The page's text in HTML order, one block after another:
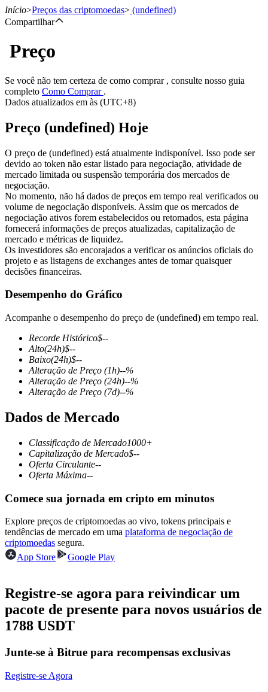
Futuros
Futuros de USDT
Futuros usando USDT como garantia
Futuros COIN-M
Futuros de criptomoeda
TradFi
Futuros de USDC
Futuros usando USDC como garantia
Copiar Trading
Início>Preços das criptomoedas> (undefined)
Compartilhar
Preço
Se você não tem certeza de como comprar , consulte nosso guia
completo Como Comprar .
Dados atualizados em às (UTC+8)
Preço (undefined) Hoje
O preço de (undefined) está atualmente indisponível. Isso pode ser
devido ao token não estar listado para negociação, atividade de
mercado limitada ou suspensão temporária dos mercados de
negociação.
No momento, não há dados de preços em tempo real verificados ou
volume de negociação disponíveis. Assim que os mercados de
negociação ativos forem estabelecidos ou retomados, esta página
fornecerá informações de preços atualizadas, capitalização de
mercado e métricas de liquidez.
Os investidores são encorajados a verificar os anúncios oficiais do
projeto e as listagens de exchanges antes de tomar quaisquer
decisões financeiras.
Desempenho do Gráfico
Acompanhe o desempenho do preço de (undefined) em tempo real.
Recorde Histórico$--
Alto(24h)$--
Baixo(24h)$--
Alteração de Preço (1h)--%
Alteração de Preço (24h)--%
Alteração de Preço (7d)--%
Dados de Mercado
Classificação de Mercado1000+
Capitalização de Mercado$--
Oferta Circulante--
Oferta Máxima--
Comece sua jornada em cripto em minutos
Explore preços de criptomoedas ao vivo, tokens principais e
tendências de mercado em uma plataforma de negociação de
criptomoedas segura.
App Store
Google Play
Registre-se agora para reivindicar um
pacote de presente para novos usuários de
1788 USDT
Junte-se à Bitrue para recompensas exclusivas
Registre-se Agora